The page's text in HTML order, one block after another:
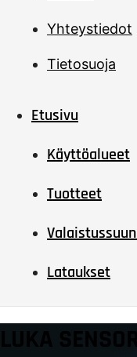
Yhteystiedot
Tietosuoja
Etusivu
Käyttöalueet
Tuotteet
Lataukset
LUKA